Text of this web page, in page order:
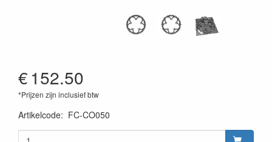
€152.50
*Prijzen zijn inclusief btw
Artikelcode: FC-CO050